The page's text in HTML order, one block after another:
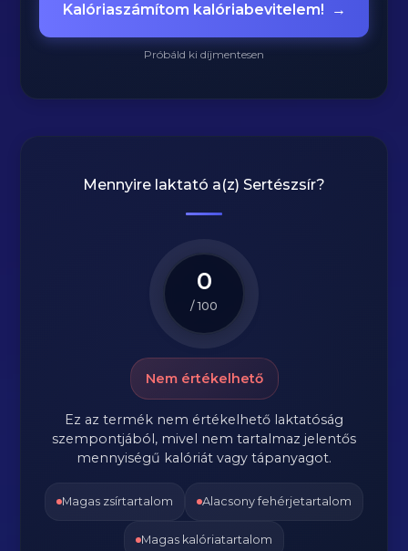
Kalóriaszámítom kalóriabevitelem! →
Próbáld ki díjmentesen
Mennyire laktató a(z) Sertészsír?
0
/ 100
Nem értékelhető
Ez az termék nem értékelhető laktatóság
szempontjából, mivel nem tartalmaz jelentős
mennyiségű kalóriát vagy tápanyagot.
Magas zsírtartalom Alacsony fehérjetartalom
Magas kalóriatartalom